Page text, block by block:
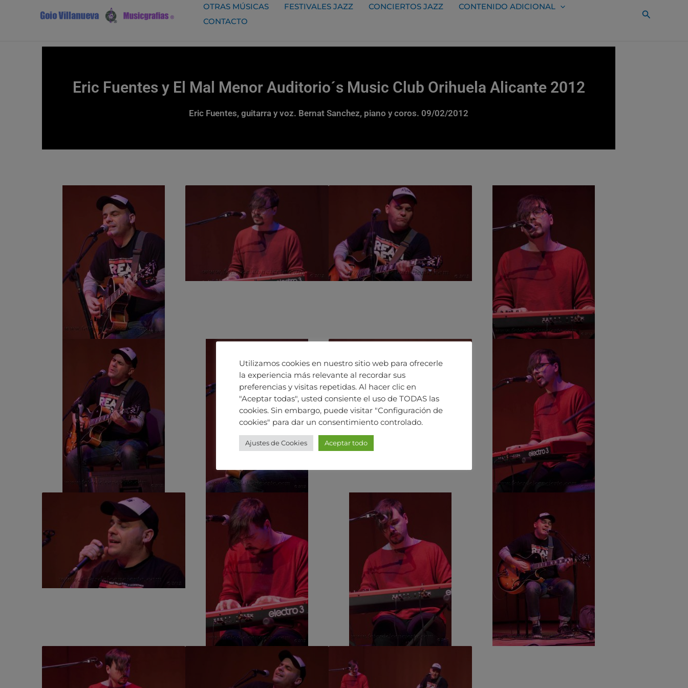
OTRAS MÚSICAS FESTIVALES JAZZ CONCIERTOS JAZZ
CONTENIDO ADICIONAL
CONTACTO
Buscar
Eric Fuentes y El Mal Menor Auditorio´s Music Club Orihuela Alicante 2012
Eric Fuentes, guitarra y voz. Bernat Sanchez, piano y coros. 09/02/2012
Utilizamos cookies en nuestro sitio web para ofrecerle
la experiencia más relevante al recordar sus
preferencias y visitas repetidas. Al hacer clic en
"Aceptar todas", usted consiente el uso de TODAS las
cookies. Sin embargo, puede visitar "Configuración de
cookies" para dar un consentimiento controlado.
Ajustes de Cookies Aceptar todo